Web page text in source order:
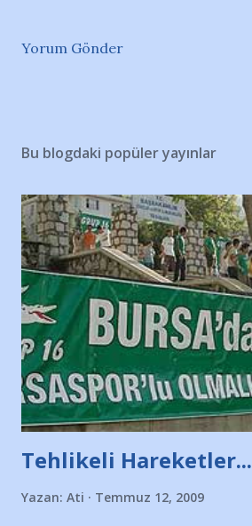
Yorum Gönder
Bu blogdaki popüler yayınlar
Tehlikeli Hareketler...
Yazan: Ati Temmuz 12, 2009